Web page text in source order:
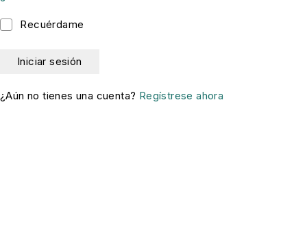
Recuérdame
¿Aún no tienes una cuenta? Regístrese ahora